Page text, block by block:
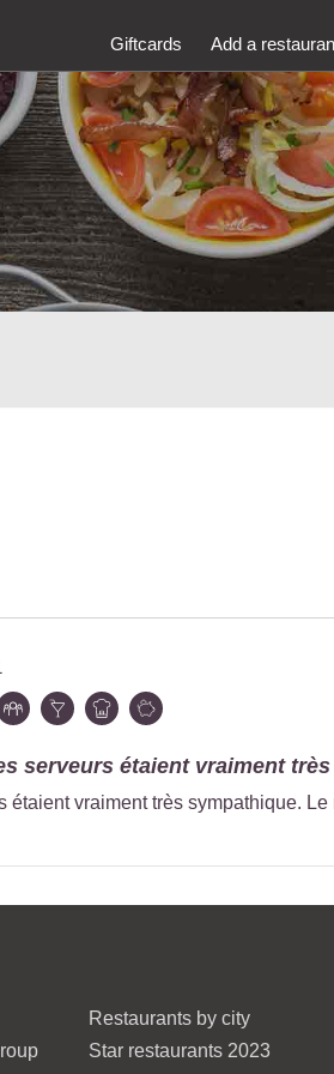
Giftcards Add a
serveurs étaient vraiment très
étaient vraiment très sympathique.
Restaurants by city
Star restaurants 2023